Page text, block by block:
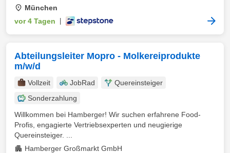
München
vor 4 Tagen
Abteilungsleiter Mopro - Molkereiprodukte
m/w/d
Vollzeit JobRad
Quereinsteiger
Sonderzahlung
Willkommen bei Hamberger! Wir suchen erfahrene Food-
Profis, engagierte Vertriebsexperten und neugierige
Quereinsteiger. ...
Hamberger Großmarkt GmbH